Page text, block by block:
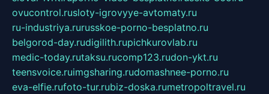
ovucontrol.rusloty-igrovyye-avtomaty.ru
ru-industriya.rurusskoe-porno-besplatno.ru
belgorod-day.rudigilith.rupichkurovlab.ru
medic-today.rutaksu.rucomp123.rudon-ykt.ru
teensvoice.ruimgsharing.rudomashnee-porno.ru
eva-elfie.rufoto-tur.rubiz-doska.rumetropoltravel.ru